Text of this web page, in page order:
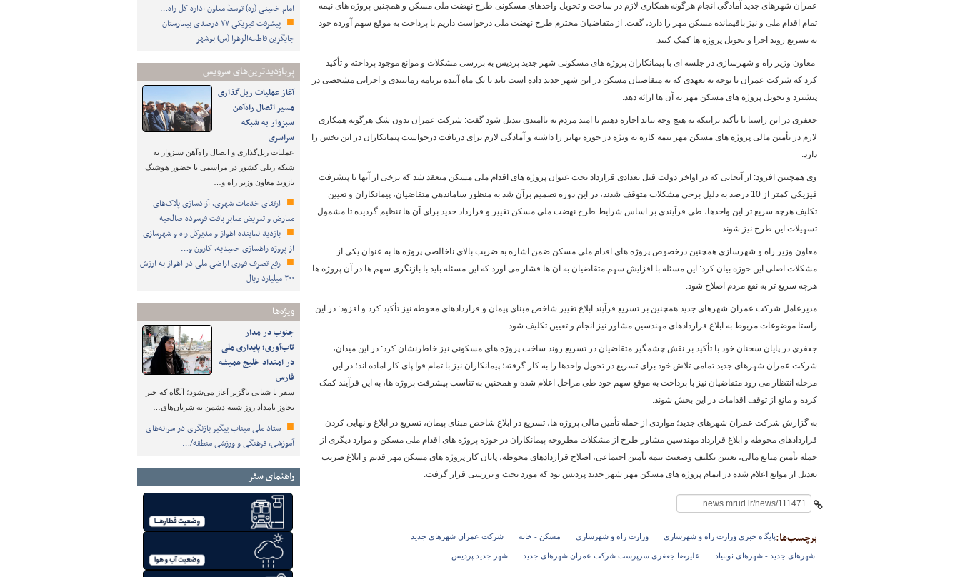
امام خمینی (ره) توسط معاون اداره کل راه…
پیشرفت فیزیکی ۷۷ درصدی بیمارستان
جایگزین فاطمه‌الزهرا (س) بوشهر
پربازدیدترین‌های سرویس
آغاز عملیات ریل‌گذاری
مسیر اتصال راه‌آهن
سبزوار به شبکه
سراسری
عملیات ریل‌گذاری و اتصال راه‌آهن سبزوار به
شبکه ریلی کشور در مراسمی با حضور هوشنگ
بازوند معاون وزیر راه و…
ارتقای خدمات شهری، آزادسازی پلاک‌های
معارض و تعریض معابر بافت فرسوده صالحیه
بازدید نماینده اهواز و مدیرکل راه و شهرسازی
از پروژه راهسازی حمیدیه، کارون و…
رفع تصرف فوری اراضی ملی در اهواز به ارزش
۳۰۰ میلیارد ریال
ویژه‌ها
جنوب در مدار
تاب‌آوری؛ پایداری ملی
در امتداد خلیج همیشه
فارس
سفر با شتابی ناگزیر آغاز می‌شود؛ آنگاه که خبر
تجاوز بامداد روز شنبه دشمن به شریان‌های…
ستاد ملی میناب پیگیر بازنگری در سرانه‌های
آموزشی، فرهنگی و ورزشی منطقه/…
راهنمای سفر
عمران شهرهای جدید آمادگی انجام هرگونه همکاری لازم در ساخت و تحویل واحدهای مسکونی طرح نهضت ملی مسکن و همچنین پروژه های نیمه
تمام اقدام ملی و نیز باقیمانده مسکن مهر را دارد، گفت: از متقاضیان محترم طرح نهضت ملی درخواست داریم با پرداخت به موقع سهم آورده خود
به تسریع روند اجرا و تحویل پروژه ها کمک کنند.
معاون وزیر راه و شهرسازی در جلسه ای با پیمانکاران پروژه های مسکونی شهر جدید پردیس به بررسی مشکلات و موانع موجود پرداخته و تأکید
کرد که شرکت عمران با توجه به تعهدی که به متقاضیان مسکن در این شهر جدید داده است باید تا یک ماه آینده برنامه زمانبندی و اجرایی مشخصی در
پیشبرد و تحویل پروژه های مسکن مهر به آن ها ارائه دهد.
جعفری در این راستا با تأکید براینکه به هیچ وجه نباید اجازه دهیم تا امید مردم به ناامیدی تبدیل شود گفت: شرکت عمران بدون شک هرگونه همکاری
لازم در تأمین مالی پروژه های مسکن مهر نیمه کاره به ویژه در حوزه تهاتر را داشته و آمادگی لازم برای دریافت درخواست پیمانکاران در این بخش را
دارد.
وی همچنین افزود: از آنجایی که در اواخر دولت قبل تعدادی قرارداد تحت عنوان پروژه های اقدام ملی مسکن منعقد شد که برخی از آنها با پیشرفت
فیزیکی کمتر از 10 درصد به دلیل برخی مشکلات متوقف شدند، در این دوره تصمیم برآن شد به منظور ساماندهی متقاضیان، پیمانکاران و تعیین
تکلیف هرچه سریع تر این واحدها، طی فرآیندی بر اساس شرایط طرح نهضت ملی مسکن تغییر و قرارداد جدید برای آن ها تنظیم گردیده تا مشمول
تسهیلات این طرح نیز شوند.
معاون وزیر راه و شهرسازی همچنین درخصوص پروژه های اقدام ملی مسکن ضمن اشاره به ضریب بالای ناخالصی پروژه ها به عنوان یکی از
مشکلات اصلی این حوزه بیان کرد: این مسئله با افزایش سهم متقاضیان به آن ها فشار می آورد که این مسئله باید با بازنگری سهم ها در آن پروژه ها
هرچه سریع تر به نفع مردم اصلاح شود.
مدیرعامل شرکت عمران شهرهای جدید همچنین بر تسریع فرآیند ابلاغ تغییر شاخص مبنای پیمان و قراردادهای محوطه نیز تأکید کرد و افزود: در این
راستا موضوعات مربوط به ابلاغ قراردادهای مهندسین مشاور نیز انجام و تعیین تکلیف شود.
جعفری در پایان سخنان خود با تأکید بر نقش چشمگیر متقاضیان در تسریع روند ساخت پروژه های مسکونی نیز خاطرنشان کرد: در این میدان،
شرکت عمران شهرهای جدید تمامی تلاش خود برای تسریع در تحویل واحدها را به کار گرفته؛ پیمانکاران نیز با تمام قوا پای کار آماده اند؛ در این
مرحله انتظار می رود متقاضیان نیز با پرداخت به موقع سهم خود طی مراحل اعلام شده و همچنین به تناسب پیشرفت پروژه ها، به این فرآیند کمک
کرده و مانع از توقف اقدامات در این بخش شوند.
به گزارش شرکت عمران شهرهای جدید؛ مواردی از جمله تأمین مالی پروژه ها، تسریع در ابلاغ شاخص مبنای پیمان، تسریع در ابلاغ و نهایی کردن
قراردادهای محوطه و ابلاغ قرارداد مهندسین مشاور طرح از مشکلات مطروحه پیمانکاران در حوزه پروژه های اقدام ملی مسکن و موارد دیگری از
جمله تأمین منابع مالی، تعیین تکلیف وضعیت بیمه تأمین اجتماعی، اصلاح قراردادهای محوطه، پایان کار پروژه های مسکن مهر قدیم و ابلاغ ضریب
تعدیل از موانع اعلام شده در اتمام پروژه های مسکن مهر شهر جدید پردیس بود که مورد بحث و بررسی قرار گرفت.
برچسب‌ها:پایگاه خبری وزارت راه و شهرسازی وزارت راه و شهرسازی مسکن - خانه شرکت عمران شهرهای جدید
شهرهای جدید - شهرهای نوبنیاد علیرضا جعفری سرپرست شرکت عمران شهرهای جدید شهر جدید پردیس